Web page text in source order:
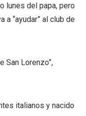
lunes del papa, pero
a “ayudar” al club de
San Lorenzo”,
italianos y nacido